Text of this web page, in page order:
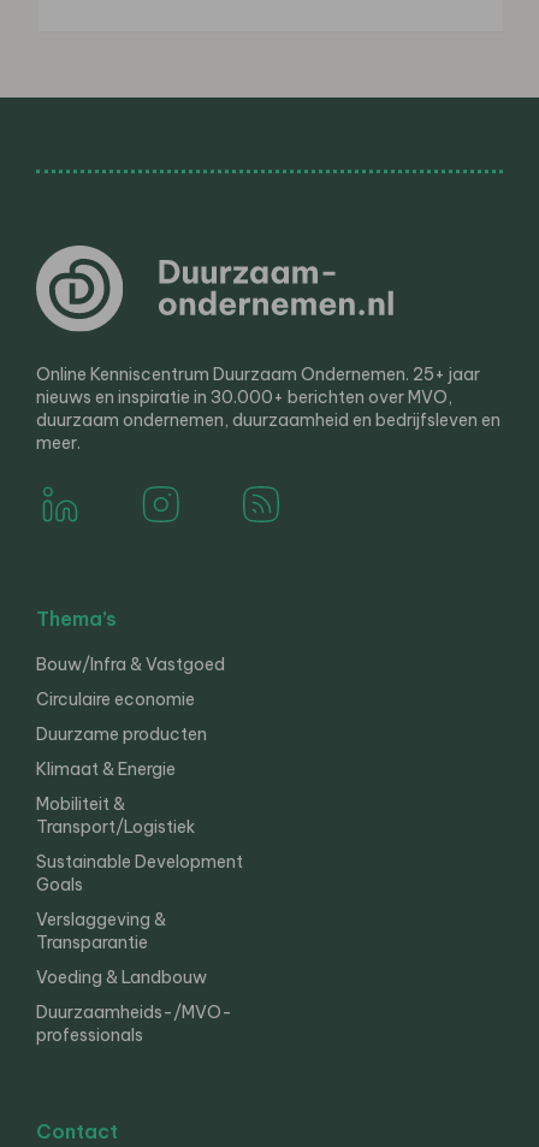
Online Kenniscentrum Duurzaam Ondernemen. 25+ jaar
nieuws en inspiratie in 30.000+ berichten over MVO,
duurzaam ondernemen, duurzaamheid en bedrijfsleven en
meer.
Thema’s
Bouw/Infra & Vastgoed
Circulaire economie
Duurzame producten
Klimaat & Energie
Mobiliteit &
Transport/Logistiek
Sustainable Development
Goals
Verslaggeving &
Transparantie
Voeding & Landbouw
Duurzaamheids-/MVO-
professionals
Contact